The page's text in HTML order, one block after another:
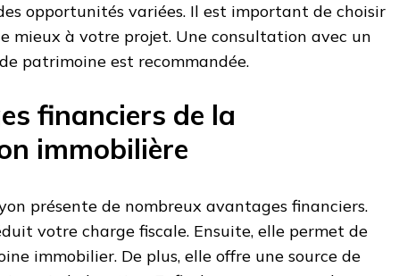
opportunités variées. Il est important de choisir
mieux à votre projet. Une consultation avec un
patrimoine est recommandée.
financiers de la
immobilière
présente de nombreux avantages financiers.
votre charge fiscale. Ensuite, elle permet de
immobilier. De plus, elle offre une source de